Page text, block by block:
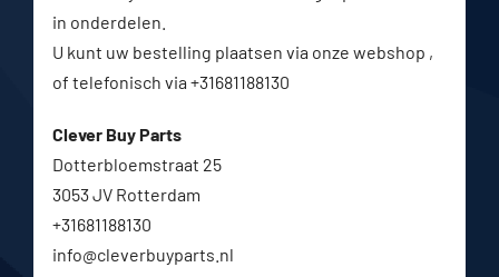
in onderdelen.
U kunt uw bestelling plaatsen via onze webshop ,
of telefonisch via +31681188130
Clever Buy Parts
Dotterbloemstraat 25
3053 JV Rotterdam
+31681188130
info@cleverbuyparts.nl